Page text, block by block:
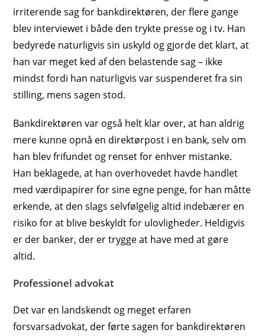
irriterende sag for bankdirektøren, der flere gange
blev interviewet i både den trykte presse og i tv. Han
bedyrede naturligvis sin uskyld og gjorde det klart, at
han var meget ked af den belastende sag – ikke
mindst fordi han naturligvis var suspenderet fra sin
stilling, mens sagen stod.
Bankdirektøren var også helt klar over, at han aldrig
mere kunne opnå en direktørpost i en bank, selv om
han blev frifundet og renset for enhver mistanke.
Han beklagede, at han overhovedet havde handlet
med værdipapirer for sine egne penge, for han måtte
erkende, at den slags selvfølgelig altid indebærer en
risiko for at blive beskyldt for ulovligheder. Heldigvis
er der banker, der er trygge at have med at gøre
altid.
Professionel advokat
Det var en landskendt og meget erfaren
forsvarsadvokat, der førte sagen for bankdirektøren